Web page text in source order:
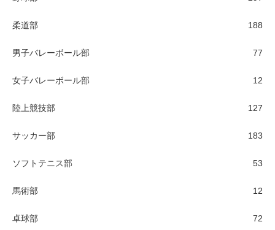
柔道部 188
男子バレーボール部 77
女子バレーボール部 12
陸上競技部 127
サッカー部 183
ソフトテニス部 53
馬術部 12
卓球部 72